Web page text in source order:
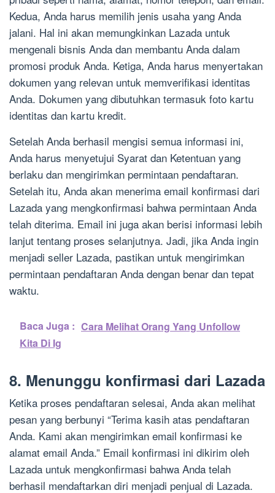
Kedua, Anda harus memilih jenis usaha yang Anda
jalani. Hal ini akan memungkinkan Lazada untuk
mengenali bisnis Anda dan membantu Anda dalam
promosi produk Anda. Ketiga, Anda harus menyertakan
dokumen yang relevan untuk memverifikasi identitas
Anda. Dokumen yang dibutuhkan termasuk foto kartu
identitas dan kartu kredit.
Setelah Anda berhasil mengisi semua informasi ini,
Anda harus menyetujui Syarat dan Ketentuan yang
berlaku dan mengirimkan permintaan pendaftaran.
Setelah itu, Anda akan menerima email konfirmasi dari
Lazada yang mengkonfirmasi bahwa permintaan Anda
telah diterima. Email ini juga akan berisi informasi lebih
lanjut tentang proses selanjutnya. Jadi, jika Anda ingin
menjadi seller Lazada, pastikan untuk mengirimkan
permintaan pendaftaran Anda dengan benar dan tepat
waktu.
Baca Juga : Cara Melihat Orang Yang Unfollow
Kita Di Ig
8. Menunggu konfirmasi dari Lazada
Ketika proses pendaftaran selesai, Anda akan melihat
pesan yang berbunyi “Terima kasih atas pendaftaran
Anda. Kami akan mengirimkan email konfirmasi ke
alamat email Anda.” Email konfirmasi ini dikirim oleh
Lazada untuk mengkonfirmasi bahwa Anda telah
berhasil mendaftarkan diri menjadi penjual di Lazada.